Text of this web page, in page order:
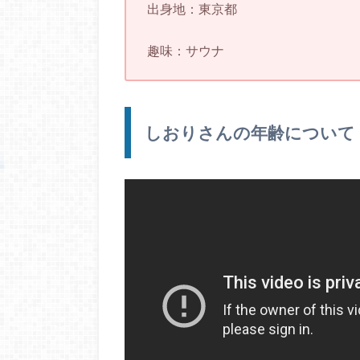
出身地：東京都
趣味：サウナ
しおりさんの年齢について